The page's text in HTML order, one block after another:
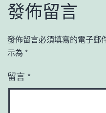
發佈留言
發佈留言必須填寫的電子郵
示為 *
留言 *